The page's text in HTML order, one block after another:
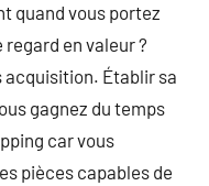
quand vous portez
en valeur ?
acquisition. Établir sa
gagnez du temps
car vous
pièces capables de